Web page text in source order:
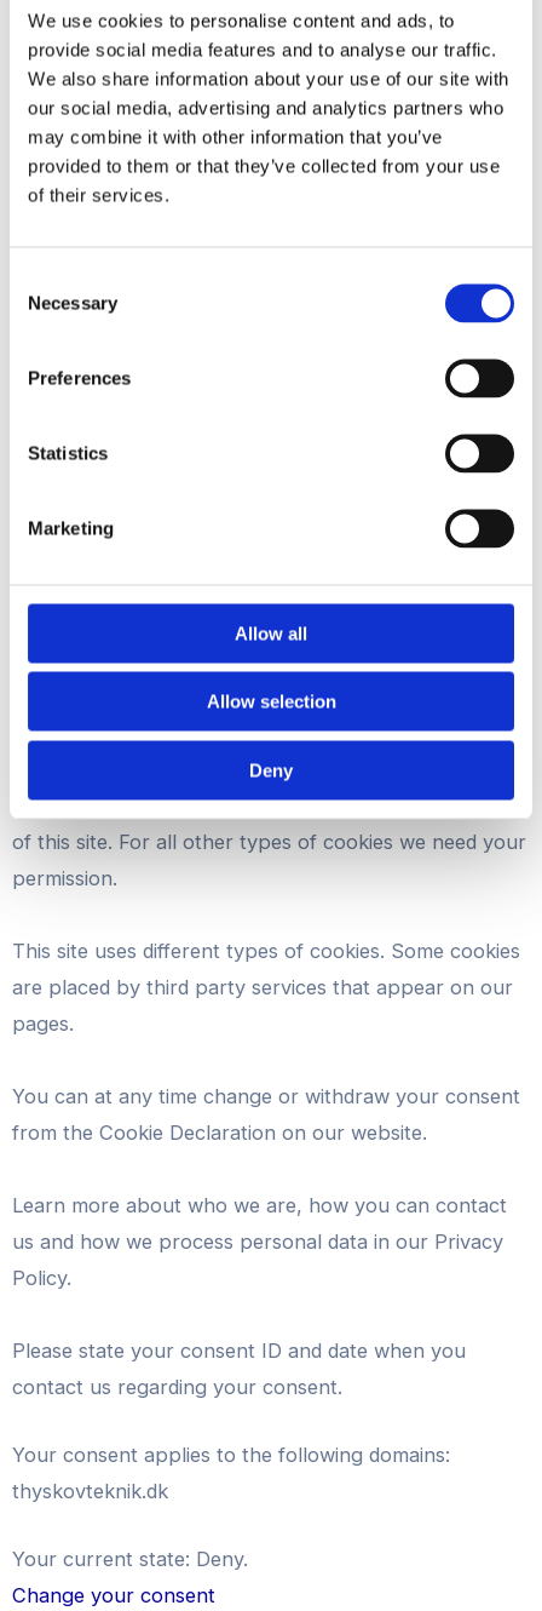
We use cookies to personalise content and ads, to
provide social media features and to analyse our traffic.
We also share information about your use of our site with
our social media, advertising and analytics partners who
may combine it with other information that you’ve
provided to them or that they’ve collected from your use
of their services.
Selection
Necessary
Preferences
Statistics
Marketing
Allow all
Allow selection
Deny
Thy Skovteknik A/S
Vorupørvej 248, 7700 Thisted
7700 Thisted
Telefon: 20 82 21 72
Email: info@thyskovteknik.dk
personalise content and ads, to provide social media
information about your use of our site with our social
combine it with other information that you’ve provided
to them or that they’ve collected from your use of
Cookies are small text files that can be used by
websites to make a user's experience more efficient.
The law states that we can store cookies on your
device if they are strictly necessary for the operation
of this site. For all other types of cookies we need your
permission.
This site uses different types of cookies. Some cookies
are placed by third party services that appear on our
pages.
You can at any time change or withdraw your consent
from the Cookie Declaration on our website.
Learn more about who we are, how you can contact
us and how we process personal data in our Privacy
Policy.
Please state your consent ID and date when you
contact us regarding your consent.
Your consent applies to the following domains:
thyskovteknik.dk
Your current state: Deny.
Change your consent